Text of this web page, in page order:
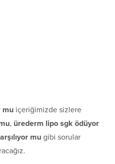
mu içeriğimizde sizlere
, ürederm lipo sgk ödüyor
mugibi sorular